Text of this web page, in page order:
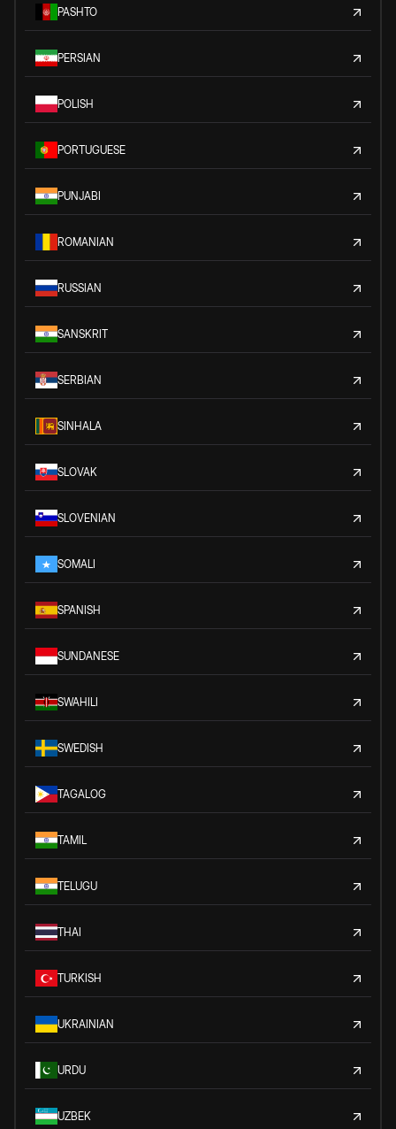
PASHTO
PERSIAN
POLISH
PORTUGUESE
PUNJABI
ROMANIAN
RUSSIAN
SANSKRIT
SERBIAN
SINHALA
SLOVAK
SLOVENIAN
SOMALI
SPANISH
SUNDANESE
SWAHILI
SWEDISH
TAGALOG
TAMIL
TELUGU
THAI
TURKISH
UKRAINIAN
URDU
UZBEK